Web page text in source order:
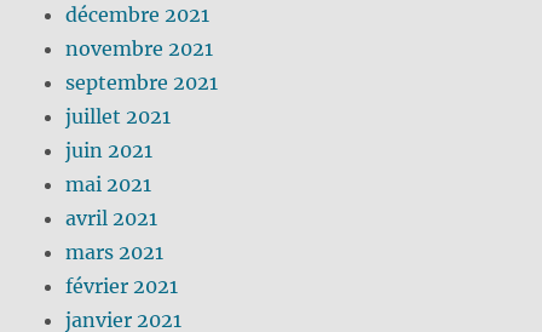
décembre 2021
novembre 2021
septembre 2021
juillet 2021
juin 2021
mai 2021
avril 2021
mars 2021
février 2021
janvier 2021